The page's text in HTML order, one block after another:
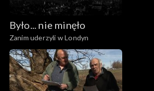
Było... nie minęło
Zanim uderzyli w Londyn